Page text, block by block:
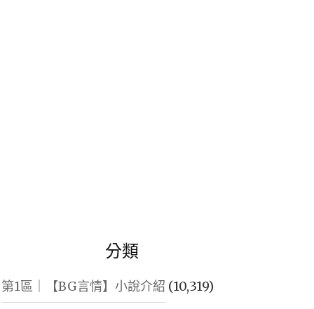
分類
第1區｜【BG言情】小說介紹 (10,319)